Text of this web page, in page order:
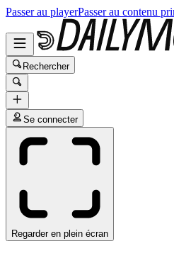
Passer au playerPasser au contenu
Rechercher
Se connecter
Regarder en plein écran